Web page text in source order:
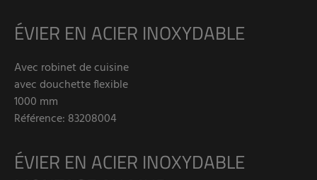
ÉVIER EN ACIER INOXYDABLE
Avec robinet de cuisine
avec douchette flexible
1000 mm
Référence: 83208004
ÉVIER EN ACIER INOXYDABLE